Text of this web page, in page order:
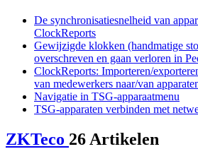
De synchronisatiesnelheid van
ClockReports
Gewijzigde klokken (handmatige
overschreven en gaan verloren in
ClockReports: Importeren/
van medewerkers naar/van
Navigatie in TSG-apparaatmenu
TSG-apparaten verbinden met
ZKTeco 26 Artikelen